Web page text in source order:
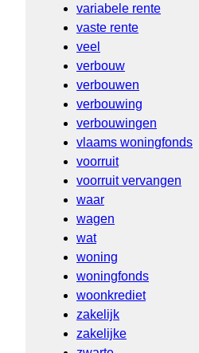
variabele rente
vaste rente
veel
verbouw
verbouwen
verbouwing
verbouwingen
vlaams woningfonds
voorruit
voorruit vervangen
waar
wagen
wat
woning
woningfonds
woonkrediet
zakelijk
zakelijke